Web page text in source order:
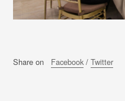
Share on Facebook/Twitter